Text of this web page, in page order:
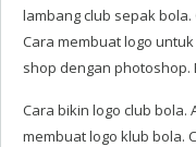
lambang club sepak
Cara membuat logo
shop dengan photoshop.
Cara bikin logo club bola.
membuat logo klub bola.